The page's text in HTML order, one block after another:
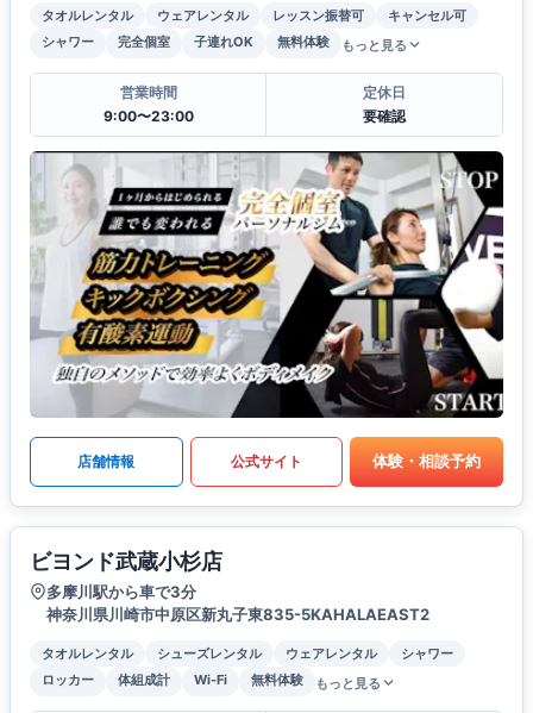
タオルレンタル ウェアレンタル レッスン振替可
キャンセル可
シャワー
完全個室 子連れOK 無料体験 もっと見る
営業時間
9:00〜23:00
定休日
要確認
店舗情報 公式サイト 体験・相談予約
ビヨンド武蔵小杉店
多摩川駅から車で3分
神奈川県川崎市中原区新丸子東835-5KAHALAEAST2
タオルレンタル シューズレンタル ウェアレンタル
シャワー
ロッカー
体組成計 Wi-Fi 無料体験 もっと見る